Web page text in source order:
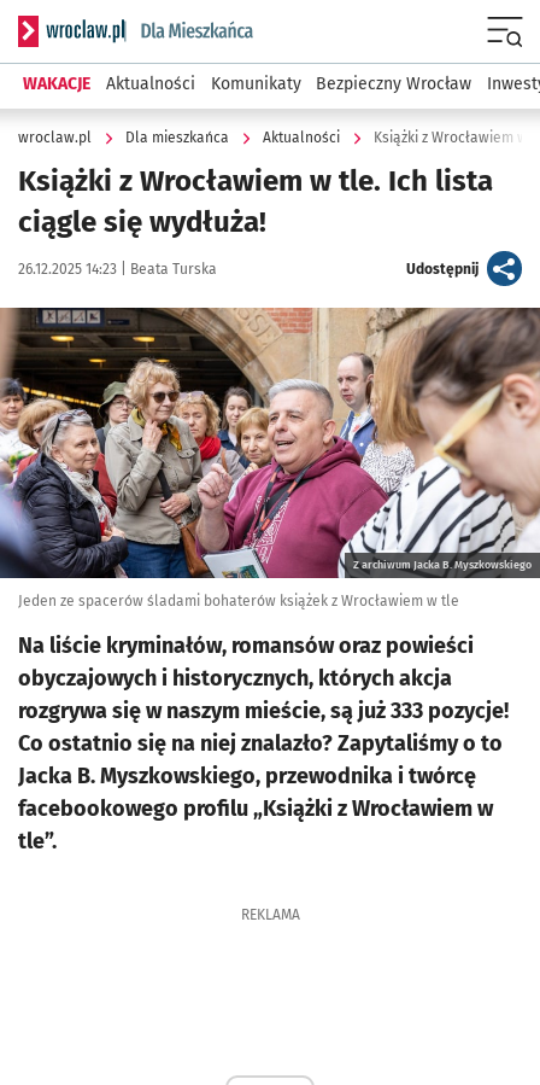
Serwis informacyjny wroclaw.pl podserwis: Dla mieszkańca
WAKACJE Aktualności Komunikaty Bezpieczny Wrocław
wroclaw.pl Dla mieszkańca Aktualności Książki z Wrocławiem w
Książki z Wrocławiem w tle. Ich lista
ciągle się wydłuża!
Data publikacji:
26.12.2025 14:23 | Autor:
Beata Turska Udostępnijartykuł
Kliknij, aby powiększyć
Z archiwum Jacka B. Myszkowskiego
Jeden ze spacerów śladami bohaterów książek z Wrocławiem w tle
Na liście kryminałów, romansów oraz powieści
obyczajowych i historycznych, których akcja
rozgrywa się w naszym mieście, są już 333 pozycje!
Co ostatnio się na niej znalazło? Zapytaliśmy o to
Jacka B. Myszkowskiego, przewodnika i twórcę
facebookowego profilu „Książki z Wrocławiem w
tle”.
REKLAMA